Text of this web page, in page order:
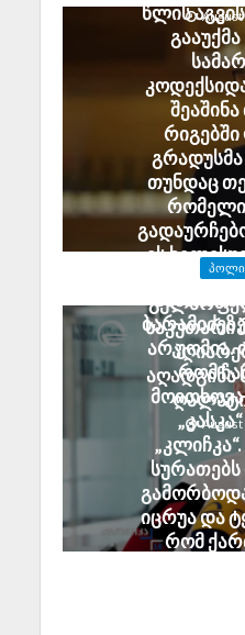
წლის
გრადუსმა
თუნდაც
რომელი
ეს
საკუთარი
აღადგინა
ანზორ
არ უომია.
რომ
მოითხოვა
იცრუა და
რომ